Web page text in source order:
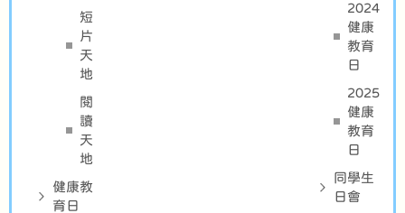
短
片
天
地
閱
讀
天
地
健康教
育日
2024
健康
教育
日
2025
健康
教育
日
同學生
日會